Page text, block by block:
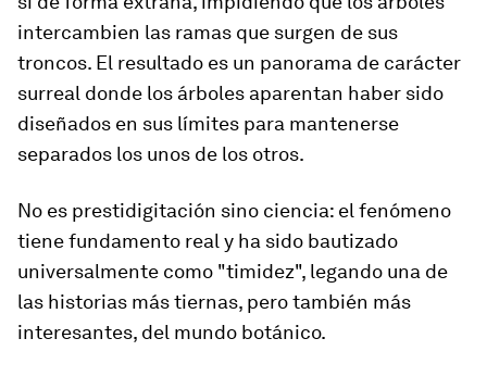
intercambien las ramas que surgen de sus
troncos. El resultado es un panorama de carácter
surreal donde los árboles aparentan haber sido
diseñados en sus límites para mantenerse
separados los unos de los otros.
No es prestidigitación sino ciencia: el fenómeno
tiene fundamento real y ha sido bautizado
universalmente como "timidez", legando una de
las historias más tiernas, pero también más
interesantes, del mundo botánico.